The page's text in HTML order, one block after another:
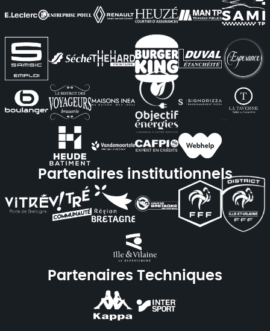
Partenaires institutionnels
Partenaires Techniques